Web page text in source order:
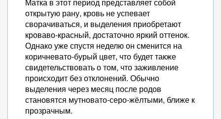
открытую рану, кровь не успевает
сворачиваться, и выделения приобретают
кроваво-красный, достаточно яркий оттенок.
Однако уже спустя неделю он сменится на
коричневато-бурый цвет, что будет также
свидетельствовать о том, что заживление
происходит без отклонений. Обычно
выделения через месяц после родов
становятся мутновато-серо-жёлтыми, ближе к
прозрачным.